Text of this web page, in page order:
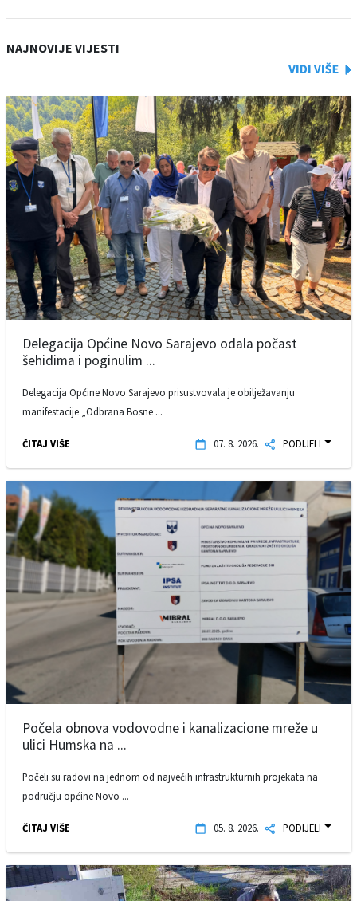
NAJNOVIJE VIJESTI
Delegacija Općine Novo Sarajevo odala počast
šehidima i poginulim ...
Delegacija Općine Novo Sarajevo prisustvovala je obilježavanju
manifestacije „Odbrana Bosne ...
ČITAJ VIŠE 07. 8. 2026. PODIJELI
Počela obnova vodovodne i kanalizacione mreže u
ulici Humska na ...
Počeli su radovi na jednom od najvećih infrastrukturnih projekata na
području općine Novo ...
ČITAJ VIŠE 05. 8. 2026. PODIJELI